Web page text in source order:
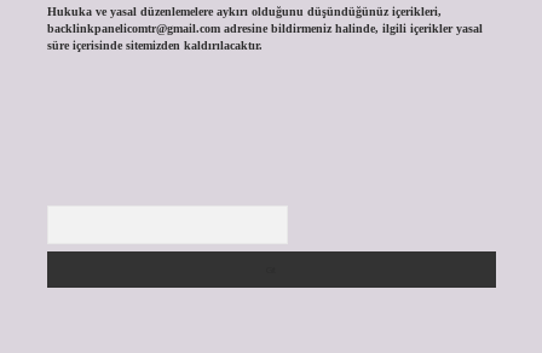
Hukuka ve yasal düzenlemelere aykırı olduğunu düşündüğünüz içerikleri,
backlinkpanelicomtr@gmail.comadresine bildirmeniz halinde, ilgili içerikler yasal
süre içerisinde sitemizden kaldırılacaktır.